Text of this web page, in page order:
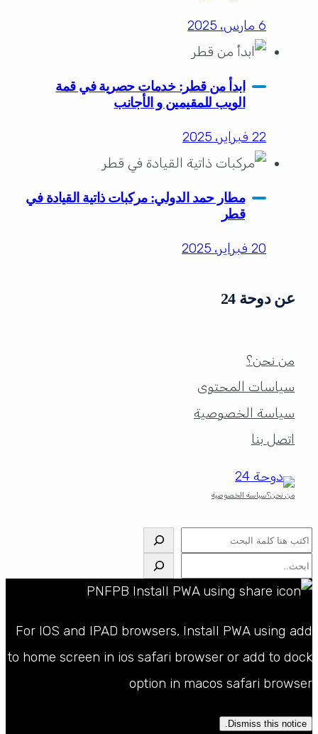
6 مارس، 2025
ابدأ من قطر: خدمات حصرية في قمة
الويب للمقيمين و الأجانب
22 فبراير، 2025
مطار حمد الدولي: مركبات ذاتية القيادة في
قطر
20 فبراير، 2025
عن دوحة 24
من نحن؟
سياسات المحتوى
سياسة الخصوصية
اتصل بنا
من نحن؟سياسة الخصوصية
البحث
البحث
For IOS and IPAD browsers, Install PWA using add
to home screen in ios safari browser or add to dock
option in macos safari browser
Dismiss this notice.